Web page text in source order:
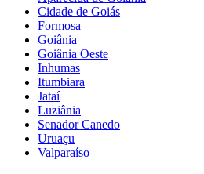
Cidade de Goiás
Formosa
Goiânia
Goiânia Oeste
Inhumas
Itumbiara
Jataí
Luziânia
Senador Canedo
Uruaçu
Valparaíso